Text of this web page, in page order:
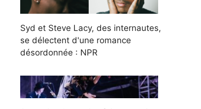
Syd et Steve Lacy, des internautes,
se délectent d'une romance
désordonnée : NPR